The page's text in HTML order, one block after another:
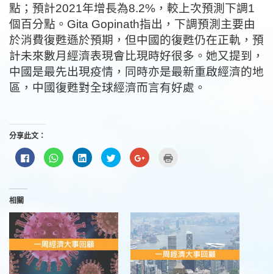
點；預計2021年增長為8.2%，較上次預測下調1
個百分點。Gita Gopinath指出，下調預測主要由
於消費復甦遜於預期，但中國的復甦仍在正軌，預
計未來數月經濟表現會比現時好很多。她又提到，
中國是最先出現疫情，同時亦是最新重啟經濟的地
區，中國復甦對全球經濟而言有好處。
分享此文：
按
一
新
視
窗
中
開
啟)
分
享
開
啟)
分
享
開
啟)
分
享
開
啟)
按
一
(在
新
視
窗
中
開
啟)
窗
中
開
啟)
相關